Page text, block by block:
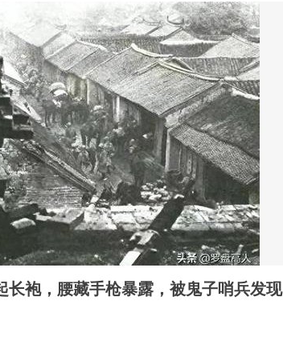
长袍，腰藏手枪暴露，被鬼子哨兵发现